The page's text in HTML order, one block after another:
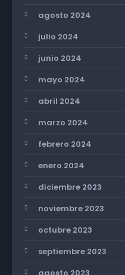
agosto 2024
julio 2024
junio 2024
mayo 2024
abril 2024
marzo 2024
febrero 2024
enero 2024
diciembre 2023
noviembre 2023
octubre 2023
septiembre 2023